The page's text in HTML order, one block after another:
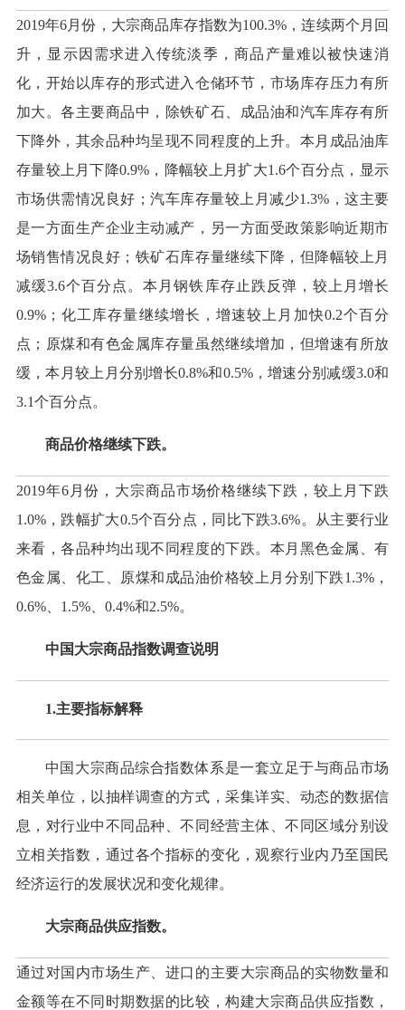
2019年6月份，大宗商品库存指数为100.3%，连续两个月回
升，显示因需求进入传统淡季，商品产量难以被快速消
化，开始以库存的形式进入仓储环节，市场库存压力有所
加大。各主要商品中，除铁矿石、成品油和汽车库存有所
下降外，其余品种均呈现不同程度的上升。本月成品油库
存量较上月下降0.9%，降幅较上月扩大1.6个百分点，显示
市场供需情况良好；汽车库存量较上月减少1.3%，这主要
是一方面生产企业主动减产，另一方面受政策影响近期市
场销售情况良好；铁矿石库存量继续下降，但降幅较上月
减缓3.6个百分点。本月钢铁库存止跌反弹，较上月增长
0.9%；化工库存量继续增长，增速较上月加快0.2个百分
点；原煤和有色金属库存量虽然继续增加，但增速有所放
缓，本月较上月分别增长0.8%和0.5%，增速分别减缓3.0和
3.1个百分点。
商品价格继续下跌。
2019年6月份，大宗商品市场价格继续下跌，较上月下跌
1.0%，跌幅扩大0.5个百分点，同比下跌3.6%。从主要行业
来看，各品种均出现不同程度的下跌。本月黑色金属、有
色金属、化工、原煤和成品油价格较上月分别下跌1.3%，
0.6%、1.5%、0.4%和2.5%。
中国大宗商品指数调查说明
1.主要指标解释
中国大宗商品综合指数体系是一套立足于与商品市场
相关单位，以抽样调查的方式，采集详实、动态的数据信
息，对行业中不同品种、不同经营主体、不同区域分别设
立相关指数，通过各个指标的变化，观察行业内乃至国民
经济运行的发展状况和变化规律。
大宗商品供应指数。
通过对国内市场生产、进口的主要大宗商品的实物数量和
金额等在不同时期数据的比较，构建大宗商品供应指数，